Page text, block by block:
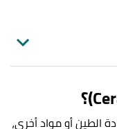
الطين أو مواد أخرى،